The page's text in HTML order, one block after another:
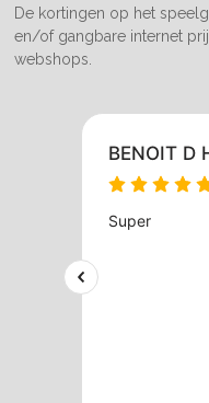
De kortingen op het
en/of gangbare internet
webshops.